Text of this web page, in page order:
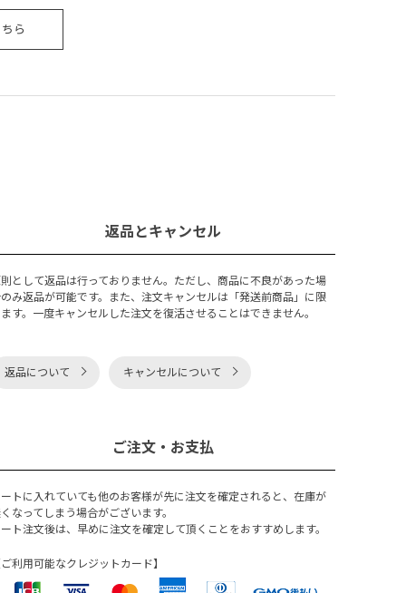
ら
返品とキャンセル
として返品は行っておりません。ただし、商品に不良があった場
み返品が可能です。また、注文キャンセルは「発送前商品」に限
す。一度キャンセルした注文を復活させることはできません。
返品について キャンセルについて
ご注文・お支払
トに入れていても他のお客様が先に注文を確定されると、在庫が
なってしまう場合がございます。
ト注文後は、早めに注文を確定して頂くことをおすすめします。
利用可能なクレジットカード】